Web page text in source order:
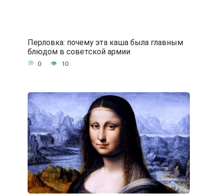
Перловка: почему эта каша была главным
блюдом в советской армии
0 10